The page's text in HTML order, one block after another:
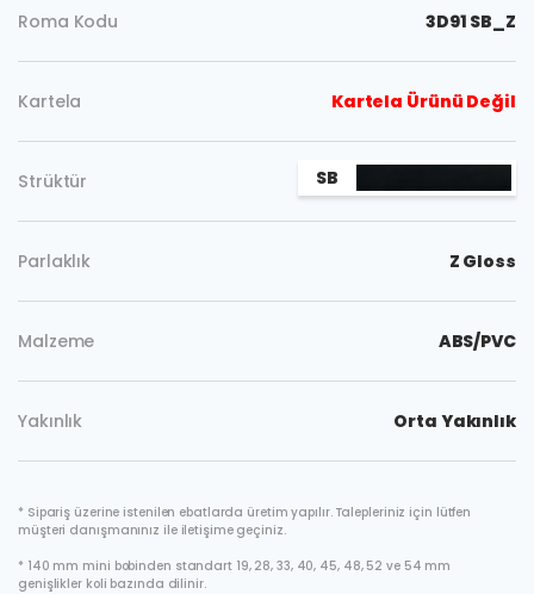
Roma Kodu 3D91 SB_Z
Kartela Kartela Ürünü Değil
Strüktür SB
Parlaklık Z Gloss
Malzeme ABS/PVC
Yakınlık Orta Yakınlık
* Sipariş üzerine istenilen ebatlarda üretim yapılır. Talepleriniz için lütfen
müşteri danışmanınız ile iletişime geçiniz.
* 140 mm mini bobinden standart 19, 28, 33, 40, 45, 48, 52 ve 54 mm
genişlikler koli bazında dilinir.